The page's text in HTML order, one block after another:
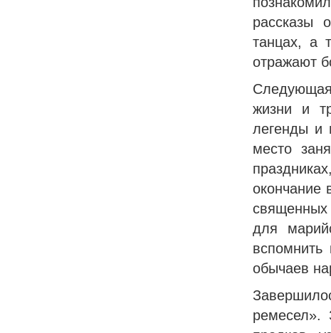
рассказы
танцах, а
отражают
Следующая
жизни и
легенды и
место
окончание
для
вспомнить
обычаев
ремесел».